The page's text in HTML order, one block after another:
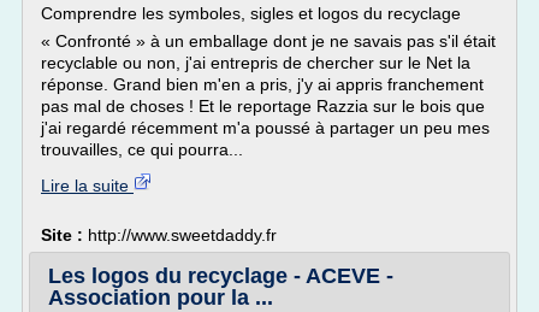
Comprendre les symboles, sigles et logos du recyclage
« Confronté » à un emballage dont je ne savais pas s'il était
recyclable ou non, j'ai entrepris de chercher sur le Net la
réponse. Grand bien m'en a pris, j'y ai appris franchement
pas mal de choses ! Et le reportage Razzia sur le bois que
j'ai regardé récemment m'a poussé à partager un peu mes
trouvailles, ce qui pourra...
Lire la suite
Site : http://www.sweetdaddy.fr
Les logos du recyclage - ACEVE -
Association pour la ...